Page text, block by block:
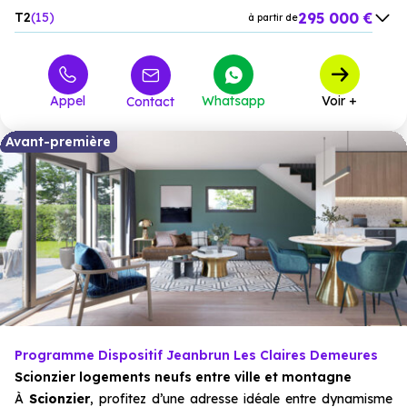
T2 15 à partir de295 000 €
à partir de 518 000 €
Appel Contact Whatsapp Voir +
Avant-première
Programme Dispositif Jeanbrun Les Claires Demeures
Scionzier logements neufs entre ville et montagne
À Scionzier, profitez d’une adresse idéale entre dynamisme